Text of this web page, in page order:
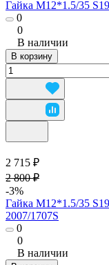
Гайка М12*1.5/35
0
0
В наличии
В корзину
2 715 ₽
2 800 ₽
-3%
Гайка М12*1.5/35
2007/1707S
0
0
В наличии